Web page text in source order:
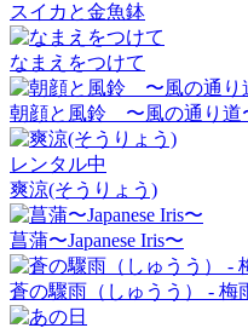
スイカと金魚鉢
なまえをつけて
朝顔と風鈴 〜風の通り道
レンタル中
爽涼(そうりょう)
菖蒲〜Japanese Iris〜
蒼の驟雨（しゅうう） - 梅